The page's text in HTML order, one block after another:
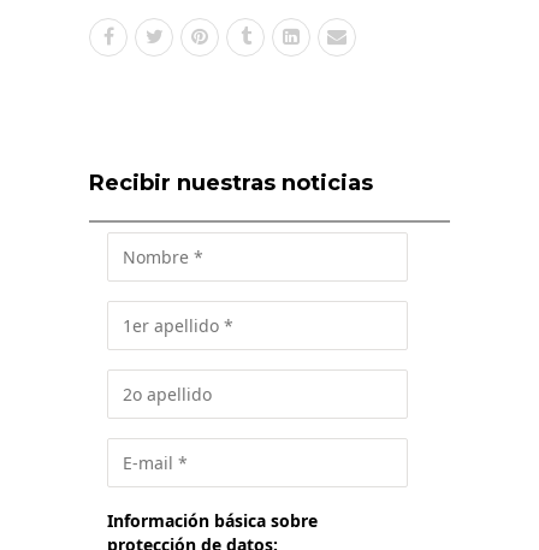
Recibir nuestras noticias
Información básica sobre
protección de datos: